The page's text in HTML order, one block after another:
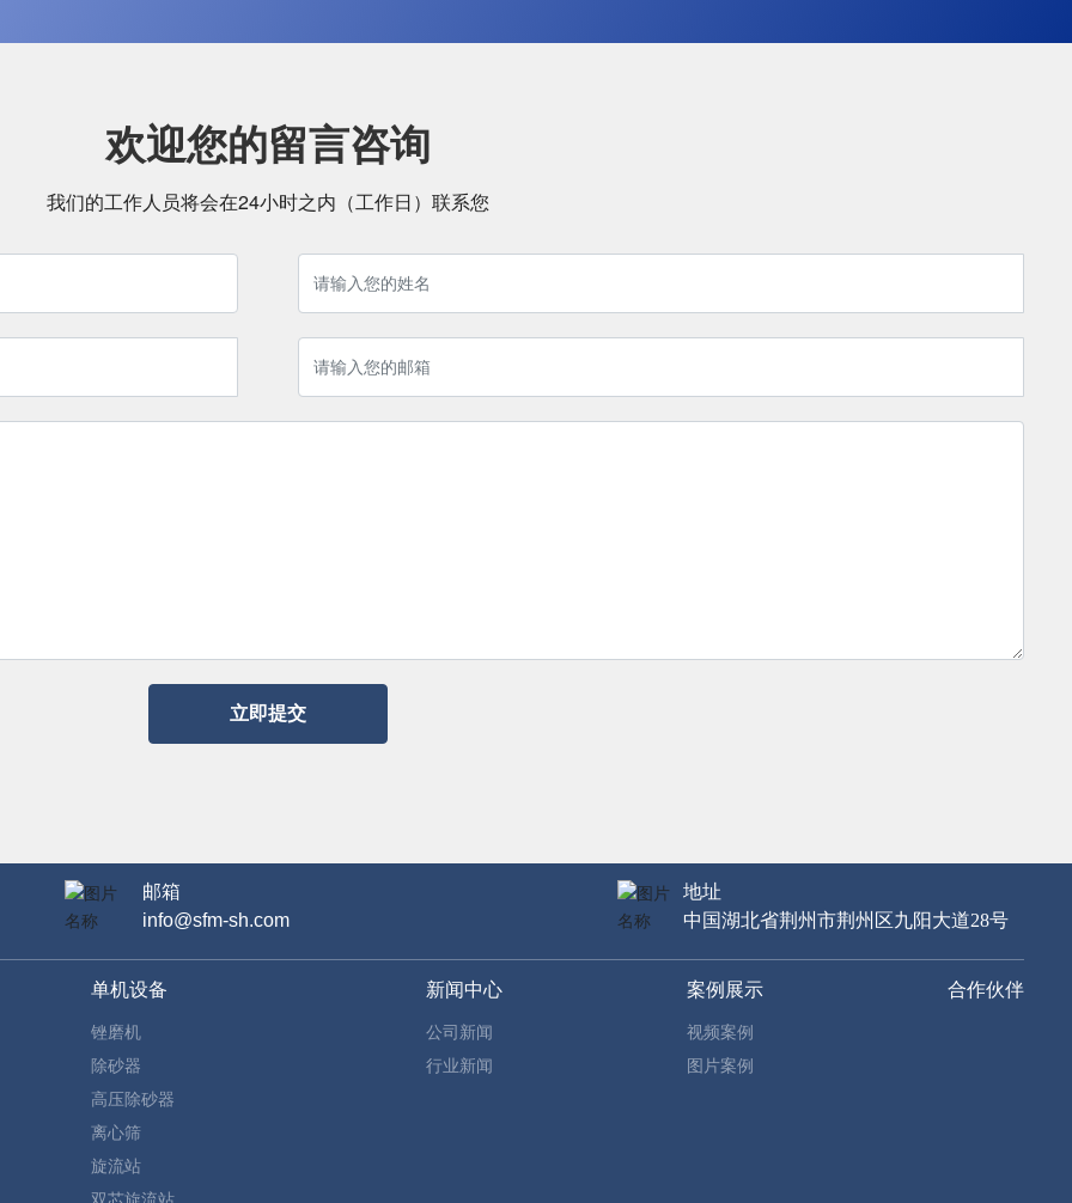
欢迎您的留言咨询
我们的工作人员将会在24小时之内（工作日）联系您
立即提交
邮箱
info@sfm-sh.com
地址
中国湖北省荆州市荆州区九阳大道28号
单机设备
锉磨机
除砂器
高压除砂器
离心筛
旋流站
新闻中心
公司新闻
行业新闻
案例展示
视频案例
图片案例
合作伙伴